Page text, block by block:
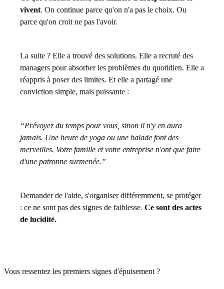
vivent. On continue parce qu'on n'a pas le choix. Ou
parce qu'on croit ne pas l'avoir.
La suite ? Elle a trouvé des solutions. Elle a recruté des
managers pour absorber les problèmes du quotidien. Elle a
réappris à poser des limites. Et elle a partagé une
conviction simple, mais puissante :
“Prévoyez du temps pour vous, sinon il n'y en aura
jamais. Une heure de yoga ou une balade font des
merveilles. Votre famille et votre entreprise n'ont que faire
d'une patronne surmenée.”
Demander de l'aide, s'organiser différemment, se protéger
: ce ne sont pas des signes de faiblesse. Ce sont des actes
de lucidité.
Vous ressentez les premiers signes d'épuisement ?